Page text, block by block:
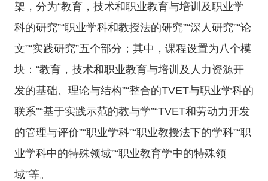
架，分为“教育，技术和职业教育与培训及职业学
科的研究”“职业学科和教授法的研究”“深人研究”“论
文”“实践研究”五个部分；其中，课程设置为八个模
块：“教育，技术和职业教育与培训及人力资源开
发的基础、理论与结构”“整合的TVET与职业学科的
联系”“基于实践示范的教与学”“TVET和劳动力开发
的管理与评价”“职业学科”“职业教授法下的学科”“职
业学科中的特殊领域”“职业教育学中的特殊领
域”等。